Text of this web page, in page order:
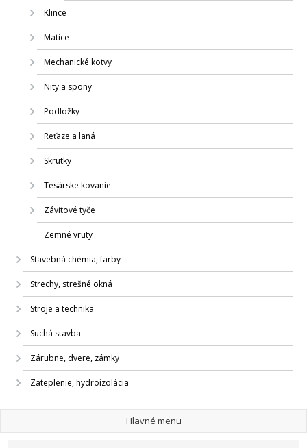
Klince
Matice
Mechanické kotvy
Nity a spony
Podložky
Reťaze a laná
Skrutky
Tesárske kovanie
Závitové tyče
Zemné vruty
Stavebná chémia, farby
Strechy, strešné okná
Stroje a technika
Suchá stavba
Zárubne, dvere, zámky
Zateplenie, hydroizolácia
Hlavné menu